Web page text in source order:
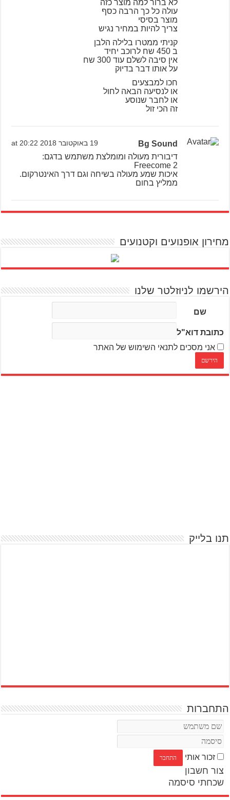
לא ברור למה מוצר כזה
עולה כל כך הרבה כסף
מוצר בסיסי
צריך להיות במחיר נגיש
קניתי ממטרו בלילה הלבן
ב 450 שח לרוכב יחיד
אין סיבה לשלם עוד 300 שח
על אותו דבר בדיוק
חכו למבצעים
או לנסיעה הבאה לחול
או לחבר שנוסע
זה הכי זול
Bg Sound 19 באוקטובר 2018 at 20:22
דיבורית מעולה ומומלצת משתמש בדגם:
Freecome 2
איכות שמע מעולה בשיחה וגם דרך האינטרקום.
ממליץ בחום
מחירון אופנועים וקטנועים
הירשמו לניוזלטר שלנו
שם
כתובת דוא"ל
אני מסכים לתנאי השימוש של האתר
תנו בלייק
התחברות
זכור אותי
צור חשבון
שכחתי סיסמה